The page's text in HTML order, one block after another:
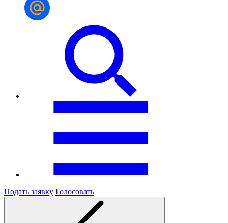
Подать заявку Голосовать